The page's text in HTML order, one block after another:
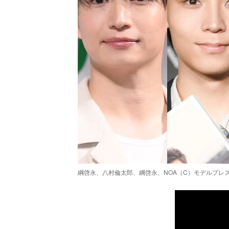
綱啓永、八村倫太郎、綱啓永、NOA（C）モデルプレ